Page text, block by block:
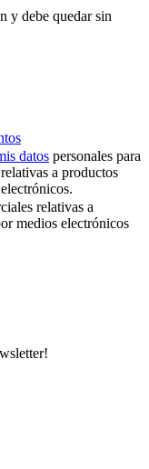
y debe quedar sin
datos personales para
a productos
relativas a
medios electrónicos